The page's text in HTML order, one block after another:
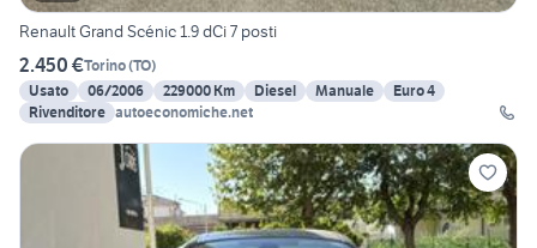
Renault Grand Scénic 1.9 dCi 7 posti
2.450 €Torino(TO)
Usato
06/2006 229000 Km Diesel Manuale
Euro 4
Rivenditore autoeconomiche.net